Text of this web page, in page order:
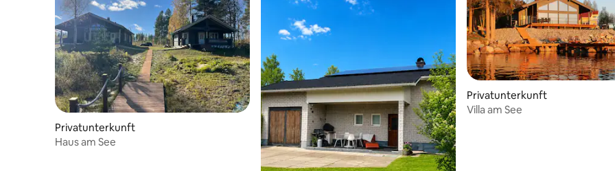
Privatunterkunft
Haus am See
Privatunterkunft
Villa am See